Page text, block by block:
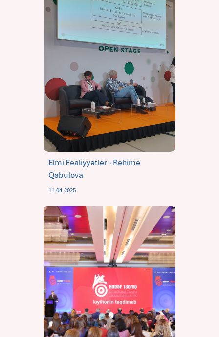
Elmi Fəaliyyətlər - Rəhimə
Qabulova
11-04-2025